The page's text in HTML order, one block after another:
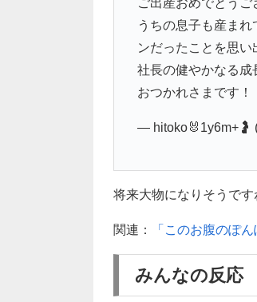
ご出産おめでとうご
うちの息子も産ま
ンだったことを思い
社長の健やかなる成
おつかれさまです！
— hitoko🐰1y6m+🤰
将来大物になりそうです
関連： 「このお腹のぽ
みんなの反応